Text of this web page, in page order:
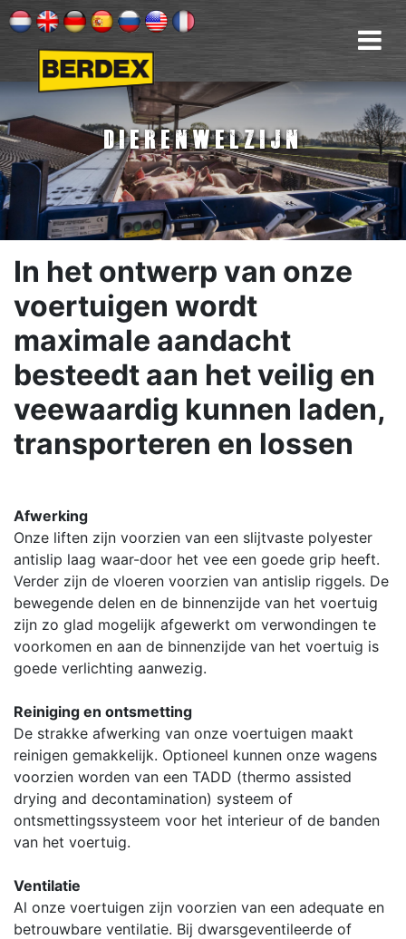
Dierenwelzijn
In het ontwerp van onze
voertuigen wordt
maximale aandacht
besteedt aan het veilig en
veewaardig kunnen laden,
transporteren en lossen
Afwerking
Onze liften zijn voorzien van een slijtvaste polyester
antislip laag waar-door het vee een goede grip heeft.
Verder zijn de vloeren voorzien van antislip riggels. De
bewegende delen en de binnenzijde van het voertuig
zijn zo glad mogelijk afgewerkt om verwondingen te
voorkomen en aan de binnenzijde van het voertuig is
goede verlichting aanwezig.
Reiniging en ontsmetting
De strakke afwerking van onze voertuigen maakt
reinigen gemakkelijk. Optioneel kunnen onze wagens
voorzien worden van een TADD (thermo assisted
drying and decontamination) systeem of
ontsmettingssysteem voor het interieur of de banden
van het voertuig.
Ventilatie
Al onze voertuigen zijn voorzien van een adequate en
betrouwbare ventilatie. Bij dwarsgeventileerde of